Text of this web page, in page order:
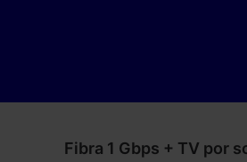
Fibra 1 Gbps + TV por